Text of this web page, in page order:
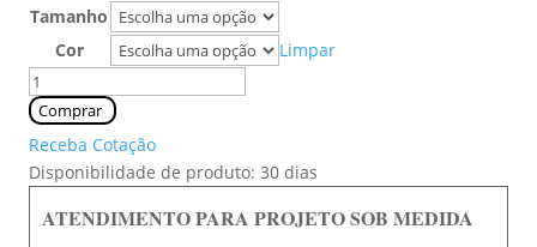
range:
R$9.200,00
through
R$11.800,00
Tamanho
Cor
Limpar
Cama
Estofada
Donatella
quantidade
Comprar
Receba Cotação
Disponibilidade de produto: 30 dias
ATENDIMENTO PARA PROJETO SOB MEDIDA